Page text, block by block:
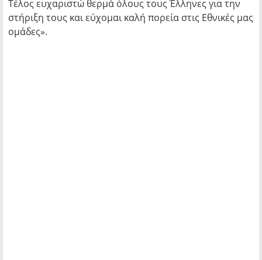
Τέλος ευχαριστώ θερμά όλους τους Έλληνες για την
στήριξη τους και εύχομαι καλή πορεία στις Εθνικές μας
ομάδες».